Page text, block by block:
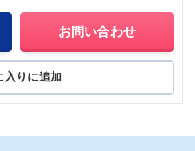
お問い合わせ
入りに追加